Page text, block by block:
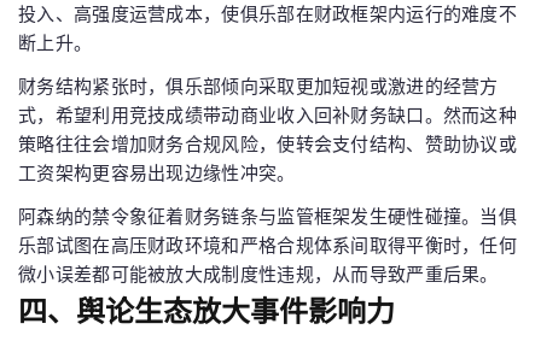
投入、高强度运营成本，使俱乐部在财政框架内运行的难度不
断上升。
财务结构紧张时，俱乐部倾向采取更加短视或激进的经营方
式，希望利用竞技成绩带动商业收入回补财务缺口。然而这种
策略往往会增加财务合规风险，使转会支付结构、赞助协议或
工资架构更容易出现边缘性冲突。
阿森纳的禁令象征着财务链条与监管框架发生硬性碰撞。当俱
乐部试图在高压财政环境和严格合规体系间取得平衡时，任何
微小误差都可能被放大成制度性违规，从而导致严重后果。
四、舆论生态放大事件影响力